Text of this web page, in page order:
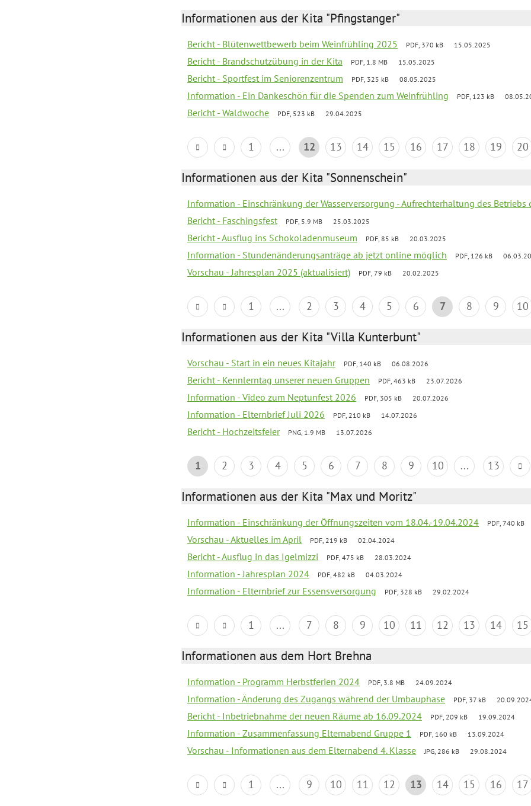
Informationen aus der Kita "Pfingstanger"
Bericht - Blütenwettbewerb beim Weinfrühling 2025 PDF, 370 kB 15.05.2025
Bericht - Brandschutzübung in der Kita PDF, 1.8 MB 15.05.2025
Bericht - Sportfest im Seniorenzentrum PDF, 325 kB 08.05.2025
Information - Ein Dankeschön für die Spenden zum Weinfrühling PDF, 123 kB
Bericht - Waldwoche PDF, 523 kB 29.04.2025
1 ... 12 13 14 15 16 17 18 19 20
Informationen aus der Kita "Sonnenschein"
Information - Einschränkung der Wasserversorgung - Aufrechterhaltung des Betriebs
Bericht - Faschingsfest
PDF, 5.9 MB 25.03.2025
Bericht - Ausflug ins Schokoladenmuseum PDF, 85 kB 20.03.2025
Information - Stundenänderungsanträge ab jetzt online möglich PDF, 126 kB
Vorschau - Jahresplan 2025 (aktualisiert) PDF, 79 kB 20.02.2025
1 ... 2 3 4 5 6 7 8 9 10
Informationen aus der Kita "Villa Kunterbunt"
Vorschau - Start in ein neues Kitajahr PDF, 140 kB 06.08.2026
Bericht - Kennlerntag unserer neuen Gruppen PDF, 463 kB 23.07.2026
Information - Video zum Neptunfest 2026 PDF, 305 kB 20.07.2026
Information - Elternbrief Juli 2026 PDF, 210 kB 14.07.2026
Bericht - Hochzeitsfeier PNG, 1.9 MB 13.07.2026
1 2 3 4 5 6 7 8 9 10 ... 13
Informationen aus der Kita "Max und Moritz"
Information - Einschränkung der Öffnungszeiten vom 18.04.-19.04.2024 PDF, 740 kB
Vorschau - Aktuelles im April PDF, 219 kB 02.04.2024
Bericht - Ausflug in das Igelmizzi PDF, 475 kB 28.03.2024
Information - Jahresplan 2024 PDF, 482 kB 04.03.2024
Information - Elternbrief zur Essensversorgung PDF, 328 kB 29.02.2024
1 ... 7 8 9 10 11 12 13 14 15
Informationen aus dem Hort Brehna
Information - Programm Herbstferien 2024 PDF, 3.8 MB 24.09.2024
Information - Änderung des Zugangs während der Umbauphase PDF, 37 kB
Bericht - Inbetriebnahme der neuen Räume ab 16.09.2024 PDF, 209 kB 19.09.2024
Information - Zusammenfassung Elternabend Gruppe 1 PDF, 160 kB 13.09.2024
Vorschau - Informationen aus dem Elternabend 4. Klasse JPG, 286 kB 29.08.2024
1 ... 9 10 11 12 13 14 15 16 17